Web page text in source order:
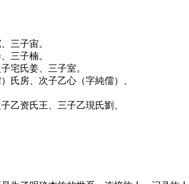
三子宙。
三子楠。
宅氏姜、三子室。
氏房、次子乙心（字純儒）、
乙资氏王、三子乙現氏劉、